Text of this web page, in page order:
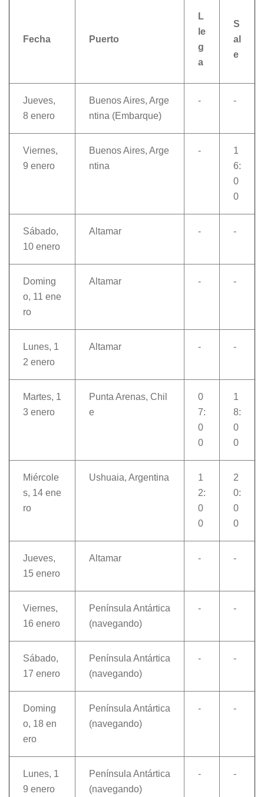
Fecha Puerto
L
le
g
a
S
al
e
Jueves,
8 enero
Buenos Aires, Arge
ntina (Embarque)
- -
Viernes,
9 enero
Buenos Aires, Arge
ntina
-
1
6:
0
0
Sábado,
10 enero
Altamar - -
Doming
o, 11 ene
ro
Altamar - -
Lunes, 1
2 enero
Altamar - -
Martes, 1
3 enero
Punta Arenas, Chil
e
0
7:
0
0
1
8:
0
0
Miércole
s, 14 ene
ro
Ushuaia, Argentina
1
2:
0
0
2
0:
0
0
Jueves,
15 enero
Altamar - -
Viernes,
16 enero
Península Antártica
(navegando)
- -
Sábado,
17 enero
Península Antártica
(navegando)
- -
Doming
o, 18 en
ero
Península Antártica
(navegando)
- -
Lunes, 1
9 enero
Península Antártica
(navegando)
- -